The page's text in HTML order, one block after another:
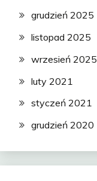
grudzień 2025
listopad 2025
wrzesień 2025
luty 2021
styczeń 2021
grudzień 2020